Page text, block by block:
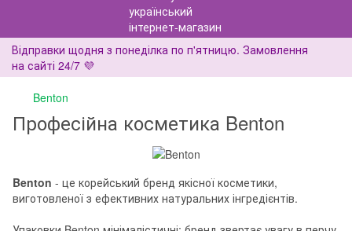
Відправки щодня з понеділка по п'ятницю. Замовлення
на сайті 24/7 💜
Benton
Професійна косметика Benton
Benton - це корейський бренд якісної косметики,
виготовленої з ефективних натуральних інгредієнтів.